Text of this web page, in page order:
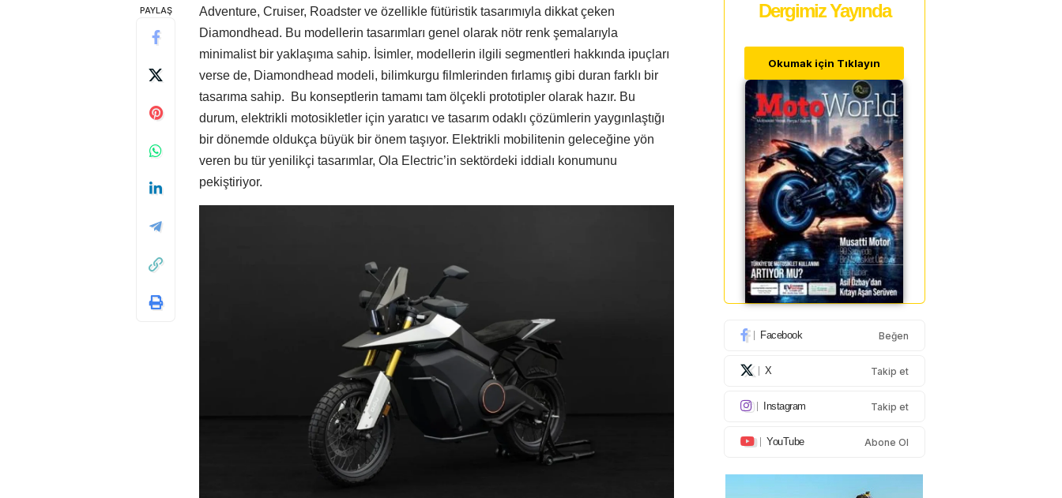
PAYLAŞ
Adventure, Cruiser, Roadster ve özellikle fütüristik tasarımıyla dikkat çeken
Diamondhead. Bu modellerin tasarımları genel olarak nötr renk şemalarıyla
minimalist bir yaklaşıma sahip. İsimler, modellerin ilgili segmentleri hakkında ipuçları
verse de, Diamondhead modeli, bilimkurgu filmlerinden fırlamış gibi duran farklı bir
tasarıma sahip. Bu konseptlerin tamamı tam ölçekli prototipler olarak hazır. Bu
durum, elektrikli motosikletler için yaratıcı ve tasarım odaklı çözümlerin yaygınlaştığı
bir dönemde oldukça büyük bir önem taşıyor. Elektrikli mobilitenin geleceğine yön
veren bu tür yenilikçi tasarımlar, Ola Electric’in sektördeki iddialı konumunu
pekiştiriyor.
Dergimiz Yayında
Okumak için Tıklayın
Facebook Beğen
X Takip et
Instagram Takip et
YouTube Abone Ol